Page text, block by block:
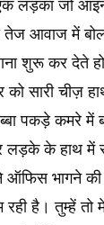
एक लड़का जो
तेज आवाज में
शुरू कर देते
को सारी चीज़
पकड़े कमरे
लड़के के हाथ में
भागने की
है। तुम्हें तो